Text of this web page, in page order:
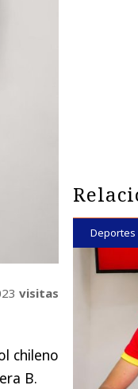
visitas
chileno
B.
Deportes